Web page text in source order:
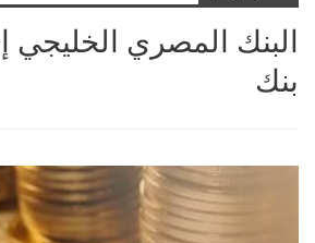
البنك المصري
بنك